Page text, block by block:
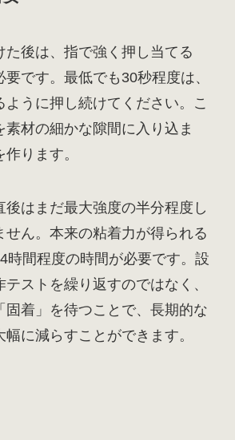
た後は、指で強く押し当てる
要です。最低でも30秒程度は、
うに押し続けてください。こ
材の細かな隙間に入り込ま
ります。
後はまだ最大強度の半分程度し
せん。本来の粘着力が得られる
時間程度の時間が必要です。設
ストを繰り返すのではなく、
固着」を待つことで、長期的な
に減らすことができます。